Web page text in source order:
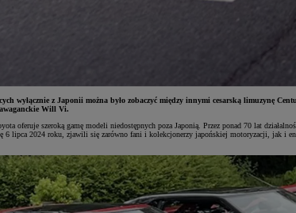
wyłącznie z Japonii można było zobaczyć między innymi cesarską limuzynę
Will Vi.
szeroką gamę modeli niedostępnych poza Japonią. Przez ponad 70 lat
2024 roku, zjawili się zarówno fani i kolekcjonerzy japońskiej motoryzacji, jak i